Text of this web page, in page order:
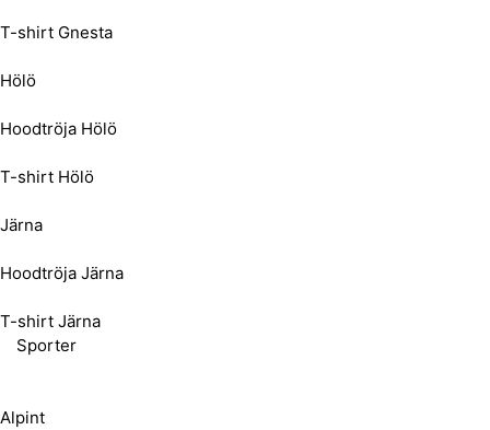
T-shirt Gnesta
Hölö
Hoodtröja Hölö
T-shirt Hölö
Järna
Hoodtröja Järna
T-shirt Järna
Sporter
Alpint